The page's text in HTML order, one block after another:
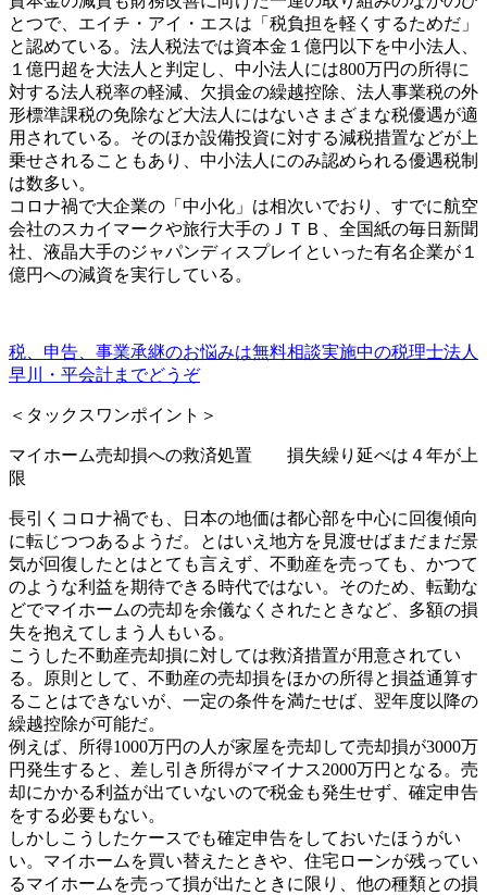
とつで、エイチ・アイ・エスは「税負担を軽くするためだ」
と認めている。法人税法では資本金１億円以下を中小法人、
１億円超を大法人と判定し、中小法人には800万円の所得に
対する法人税率の軽減、欠損金の繰越控除、法人事業税の外
形標準課税の免除など大法人にはないさまざまな税優遇が適
用されている。そのほか設備投資に対する減税措置などが上
乗せされることもあり、中小法人にのみ認められる優遇税制
は数多い。
コロナ禍で大企業の「中小化」は相次いでおり、すでに航空
会社のスカイマークや旅行大手のＪＴＢ、全国紙の毎日新聞
社、液晶大手のジャパンディスプレイといった有名企業が１
億円への減資を実行している。
税、申告、事業承継のお悩みは無料相談実施中の税理士法人
早川・平会計までどうぞ
＜タックスワンポイント＞
マイホーム売却損への救済処置 損失繰り延べは４年が上
限
長引くコロナ禍でも、日本の地価は都心部を中心に回復傾向
に転じつつあるようだ。とはいえ地方を見渡せばまだまだ景
気が回復したとはとても言えず、不動産を売っても、かつて
のような利益を期待できる時代ではない。そのため、転勤な
どでマイホームの売却を余儀なくされたときなど、多額の損
失を抱えてしまう人もいる。
こうした不動産売却損に対しては救済措置が用意されてい
る。原則として、不動産の売却損をほかの所得と損益通算す
ることはできないが、一定の条件を満たせば、翌年度以降の
繰越控除が可能だ。
例えば、所得1000万円の人が家屋を売却して売却損が3000万
円発生すると、差し引き所得がマイナス2000万円となる。売
却にかかる利益が出ていないので税金も発生せず、確定申告
をする必要もない。
しかしこうしたケースでも確定申告をしておいたほうがい
い。マイホームを買い替えたときや、住宅ローンが残ってい
るマイホームを売って損が出たときに限り、他の種類との損